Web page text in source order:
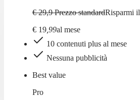
€ 29,9 Prezzo standardRisparmi il
€ 19 99al mese
10 contenuti plus al mese
Nessuna pubblicità
Best value
Pro